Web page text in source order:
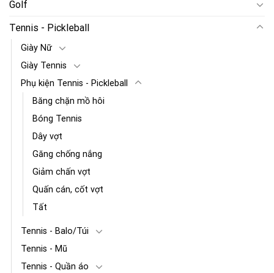
Golf
Tennis - Pickleball
Giày Nữ
Giày Tennis
Phụ kiện Tennis - Pickleball
Băng chặn mồ hôi
Bóng Tennis
Dây vợt
Găng chống nắng
Giảm chấn vợt
Quấn cán, cốt vợt
Tất
Tennis - Balo/Túi
Tennis - Mũ
Tennis - Quần áo